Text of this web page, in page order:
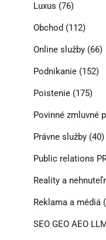
Luxus (76)
Obchod (112)
Online služby(66)
Podnikanie(152)
Poistenie(175)
Povinné zmluvné
Právne služby(40)
Public relations
Reality a
Reklama a médiá
SEO GEO AEO